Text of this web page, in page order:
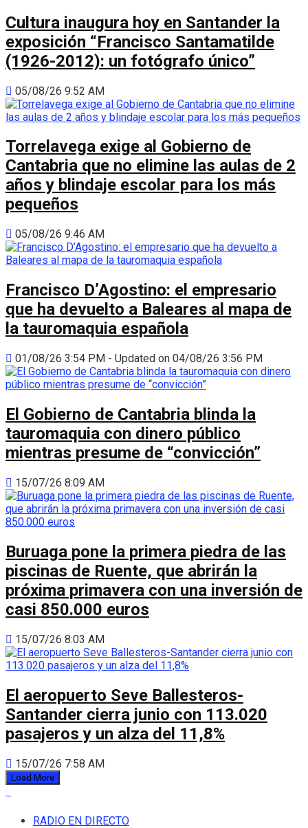
Cultura inaugura hoy en Santander la
exposición “Francisco Santamatilde
(1926-2012): un fotógrafo único”
05/08/26 9:52 AM
Torrelavega exige al Gobierno de
Cantabria que no elimine las aulas de 2
años y blindaje escolar para los más
pequeños
05/08/26 9:46 AM
Francisco D’Agostino: el empresario
que ha devuelto a Baleares al mapa de
la tauromaquia española
01/08/26 3:54 PM - Updated on 04/08/26 3:56 PM
El Gobierno de Cantabria blinda la
tauromaquia con dinero público
mientras presume de “convicción”
15/07/26 8:09 AM
Buruaga pone la primera piedra de las
piscinas de Ruente, que abrirán la
próxima primavera con una inversión de
casi 850.000 euros
15/07/26 8:03 AM
El aeropuerto Seve Ballesteros-
Santander cierra junio con 113.020
pasajeros y un alza del 11,8%
15/07/26 7:58 AM
Load More
RADIO EN DIRECTO